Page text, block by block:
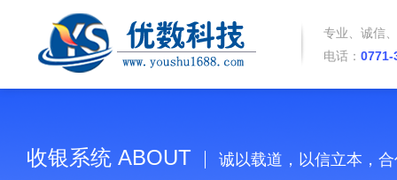
专业、诚信
电话： 0771-
收银系统 ABOUT 诚以载道，以信立本，